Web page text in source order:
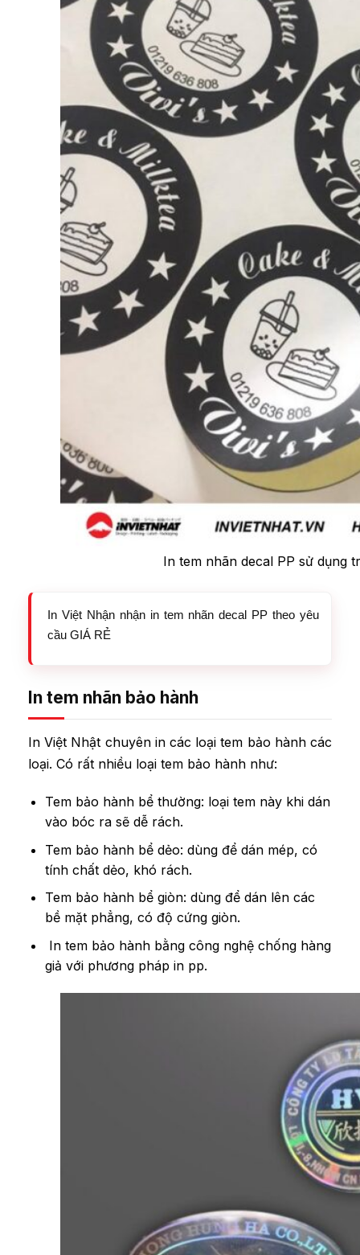
In tem nhãn decal PP sử dụng
In Việt Nhận nhận in tem nhãn decal PP theo yêu
cầu GIÁ RẺ
In tem nhãn bảo hành
In Việt Nhật chuyên in các loại tem bảo hành các
loại. Có rất nhiều loại tem bảo hành như:
Tem bảo hành bể thường: loại tem này khi dán
vào bóc ra sẽ dễ rách.
Tem bảo hành bể dẻo: dùng để dán mép, có
tính chất dẻo, khó rách.
Tem bảo hành bể giòn: dùng để dán lên các
bề mặt phẳng, có độ cứng giòn.
In tem bảo hành bằng công nghệ chống hàng
giả với phương pháp in pp.